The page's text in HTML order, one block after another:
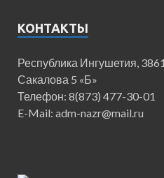
КОНТАКТЫ
Республика Ингушетия,
Сакалова 5 «Б»
Телефон: 8(873) 477-30-01
E-Mail: adm-nazr@mail.ru